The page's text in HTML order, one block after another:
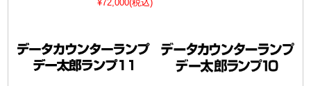
¥72,000(税込)